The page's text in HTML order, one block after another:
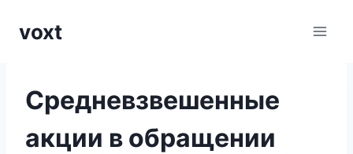
voxt
Средневзвешенные
акции в обращении